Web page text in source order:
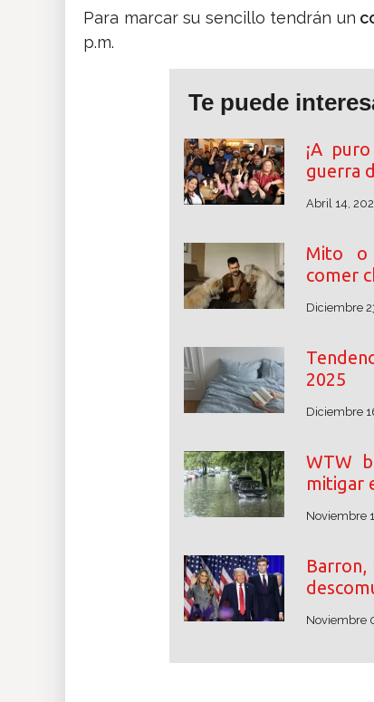
Para marcar su sencillo tendrán un
p.m.
Te puede
¡A
guerra
Abril 14,
Mito o
comer
Diciembre
2025
Diciembre
WTW
mitigar
Noviembre
Barron,
Noviembre